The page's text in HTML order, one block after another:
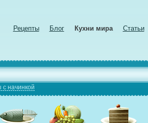
Рецепты Блог Кухни мира Статьи
с начинкой